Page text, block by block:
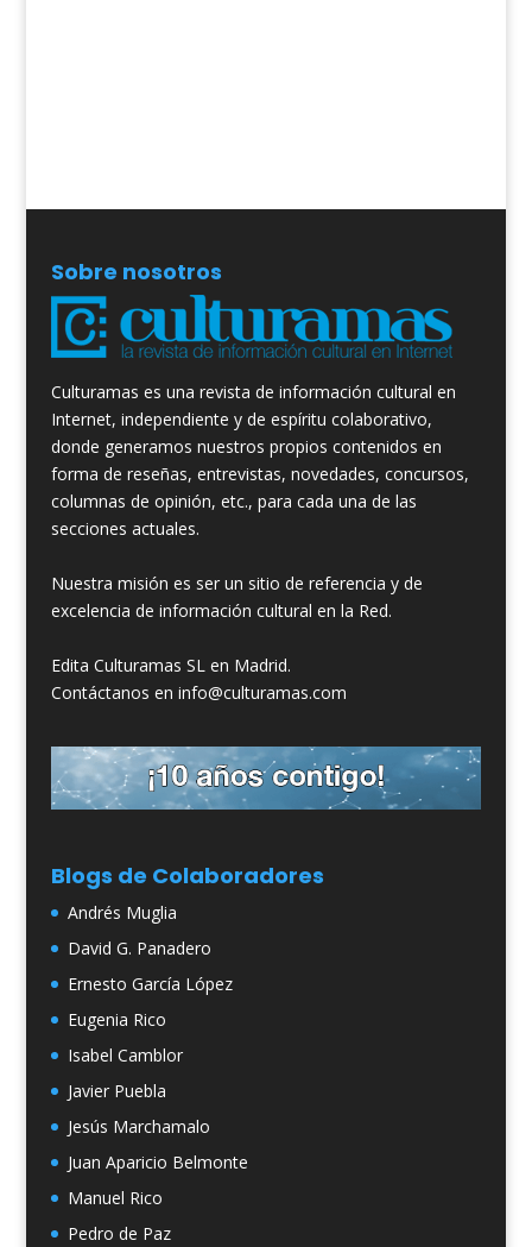
Sobre nosotros
Culturamas es una revista de información cultural en
Internet, independiente y de espíritu colaborativo,
donde generamos nuestros propios contenidos en
forma de reseñas, entrevistas, novedades, concursos,
columnas de opinión, etc., para cada una de las
secciones actuales.
Nuestra misión es ser un sitio de referencia y de
excelencia de información cultural en la Red.
Edita Culturamas SL en Madrid.
Contáctanos en info@culturamas.com
Blogs de Colaboradores
Andrés Muglia
David G. Panadero
Ernesto García López
Eugenia Rico
Isabel Camblor
Javier Puebla
Jesús Marchamalo
Juan Aparicio Belmonte
Manuel Rico
Pedro de Paz